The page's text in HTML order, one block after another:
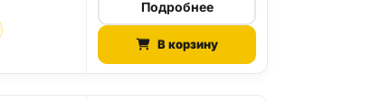
Подробнее
В корзину